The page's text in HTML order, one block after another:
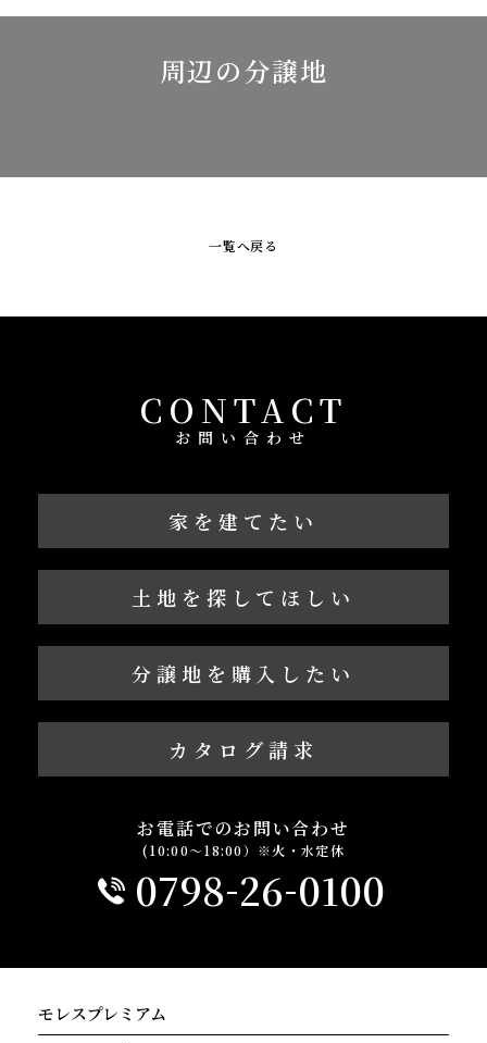
周辺の分譲地
一覧へ戻る
CONTACT
お問い合わせ
家を建てたい
土地を探してほしい
分譲地を購入したい
カタログ請求
お電話でのお問い合わせ
(10:00～18:00）※火・水定休
0798-26-0100
モレスプレミアム